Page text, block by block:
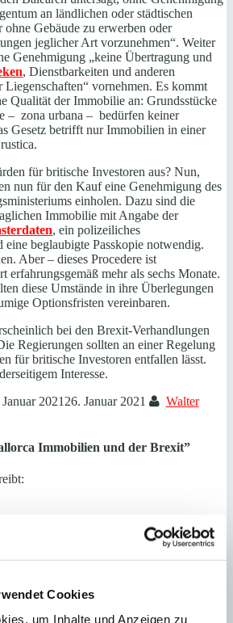
Cookies
um Inhalte und Anzeigen zu
an ländlichen oder städtischen
ohne Gebäude zu erwerben oder
jeglicher Art vorzunehmen“. Weiter
Genehmigung „keine Übertragung und
, Dienstbarkeiten und anderen
Liegenschaften“ vornehmen. Es kommt
Qualität der Immobilie an: Grundsstücke
– zona urbana – bedürfen keiner
Gesetz betrifft nur Immobilien in einer
für britische Investoren aus? Nun,
nun für den Kauf eine Genehmigung des
einholen. Dazu sind die
Immobilie mit Angabe der
, ein polizeiliches
eine beglaubigte Passkopie notwendig.
Aber – dieses Procedere ist
erfahrungsgemäß mehr als sechs Monate.
diese Umstände in ihre Überlegungen
Optionsfristen vereinbaren.
bei den Brexit-Verhandlungen
Regierungen sollten an einer Regelung
für britische Investoren entfallen lässt.
Interesse.
2021 26. Januar 2021
Walter
Immobilien und der Brexit”
nicht vorstellen mag. Nach Vollzug des
Jammern zu spät. Wir alle müssen damit
Beste machen.